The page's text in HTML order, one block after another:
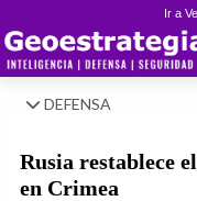
Ir a
DEFENSA
Rusia restablece
en Crimea